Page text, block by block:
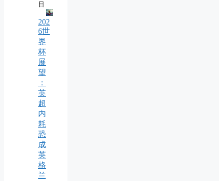
日
202
6世
界
杯
展
望
：
英
超
内
耗
恐
成
英
格
兰